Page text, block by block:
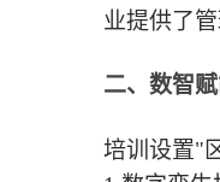
业提供了
二、数智
培训设置"